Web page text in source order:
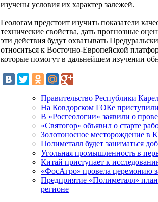
изучены условия их характер залежей.
Геологам предстоит изучить показатели
технические свойства, дать прогнозные
эти действия будут охватывать
относиться к Восточно-Европейской
которые помогут в дальнейшем изучении
Правительство Республики
На Ковдорском ГОКе
В «Росгеологии» заявили о
«Святогор» объявил о старте
Золотоносное месторождение в
Полиметалл будет заниматься
Угольная промышленность в
Китай приступает к
«ФосАгро» провела церемонию
Предприятие «Полиметалл»
регионе